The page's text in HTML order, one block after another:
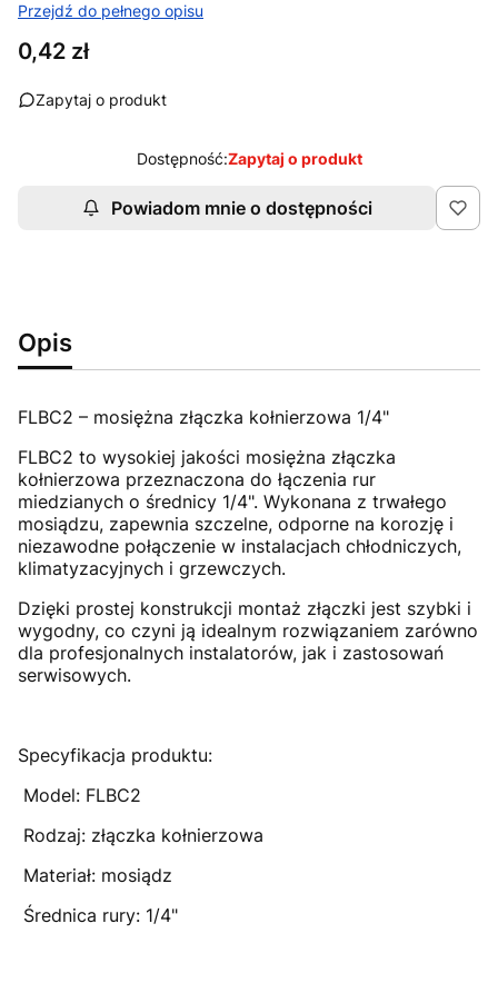
Przejdź do pełnego opisu
Cena
0,42 zł
Zapytaj o produkt
Dostępność:Zapytaj o produkt
Powiadom mnie o dostępności
Opis
FLBC2 – mosiężna złączka kołnierzowa 1/4"
FLBC2 to wysokiej jakości mosiężna złączka
kołnierzowa przeznaczona do łączenia rur
miedzianych o średnicy 1/4". Wykonana z trwałego
mosiądzu, zapewnia szczelne, odporne na korozję i
niezawodne połączenie w instalacjach chłodniczych,
klimatyzacyjnych i grzewczych.
Dzięki prostej konstrukcji montaż złączki jest szybki i
wygodny, co czyni ją idealnym rozwiązaniem zarówno
dla profesjonalnych instalatorów, jak i zastosowań
serwisowych.
Specyfikacja produktu:
Model: FLBC2
Rodzaj: złączka kołnierzowa
Materiał: mosiądz
Średnica rury: 1/4"